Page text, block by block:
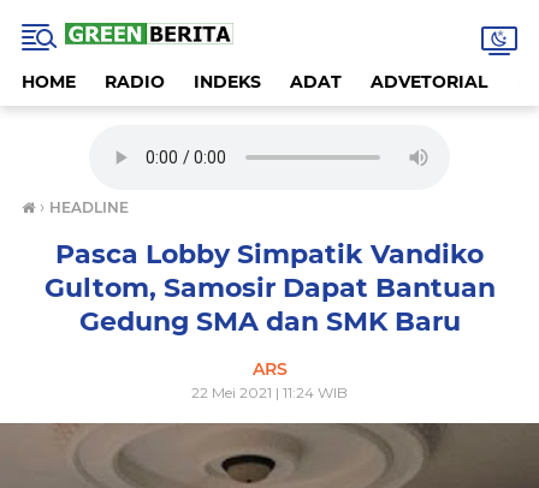
HOME RADIO INDEKS ADAT ADVETORIAL
› HEADLINE
Pasca Lobby Simpatik Vandiko
Gultom, Samosir Dapat Bantuan
Gedung SMA dan SMK Baru
ARS
22 Mei 2021 | 11:24 WIB